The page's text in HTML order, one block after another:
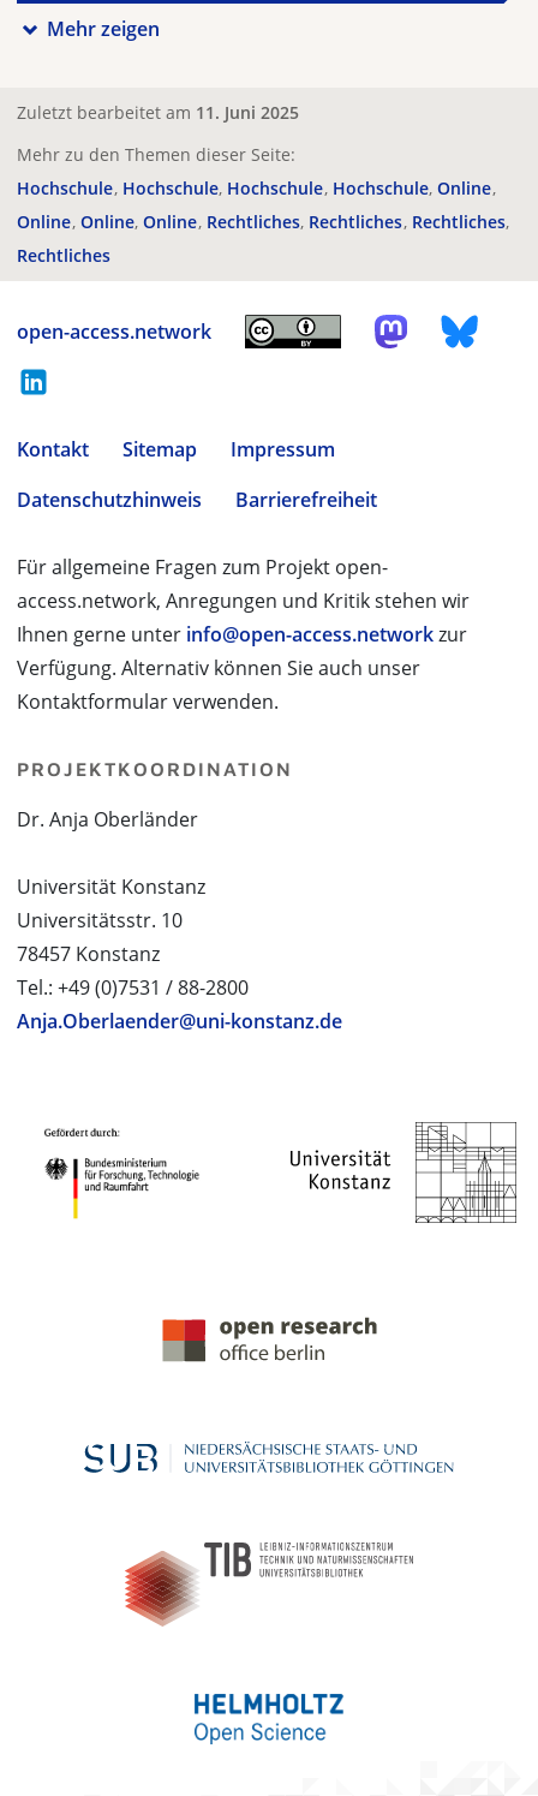
Mehr zeigen
Zuletzt bearbeitet am 11. Juni 2025
Mehr zu den Themen dieser Seite:
Hochschule Hochschule Hochschule Hochschule Online
Online Online Online Rechtliches Rechtliches Rechtliches
Rechtliches
open-access.network
Kontakt Sitemap
Impressum
Datenschutzhinweis
Barrierefreiheit
Für allgemeine Fragen zum Projekt open-
access.network, Anregungen und Kritik stehen wir
Ihnen gerne unter info@open-access.networkzur
Verfügung. Alternativ können Sie auch unser
Kontaktformular verwenden.
PROJEKTKOORDINATION
Dr. Anja Oberländer
Universität Konstanz
Universitätsstr. 10
78457 Konstanz
Tel.: +49 (0)7531 / 88-2800
Anja.Oberlaender@uni-konstanz.de